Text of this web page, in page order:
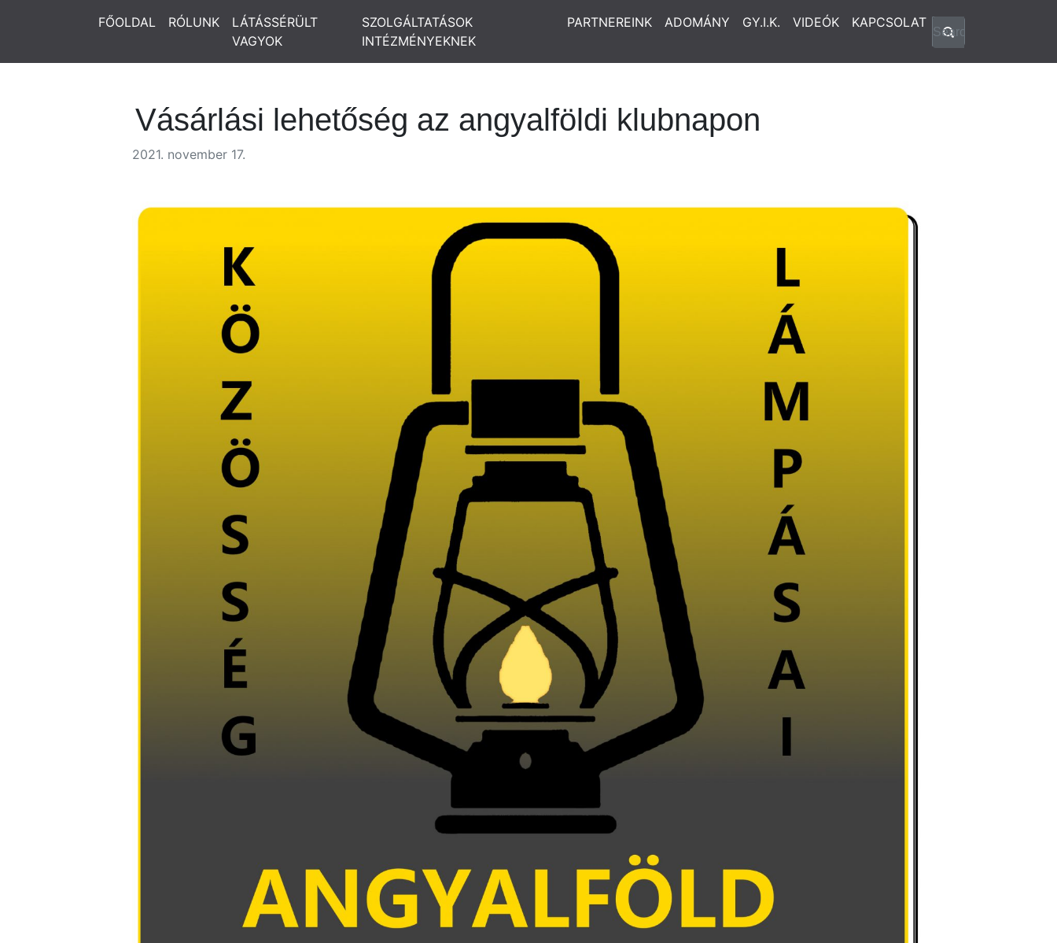
FŐOLDAL RÓLUNK
LÁTÁSSÉRÜLT
VAGYOK
SZOLGÁLTATÁSOK
INTÉZMÉNYEKNEK
PARTNEREINK ADOMÁNY GY.I.K. VIDEÓK KAPCSOLAT
Vásárlási lehetőség az angyalföldi klubnapon
2021. november 17.